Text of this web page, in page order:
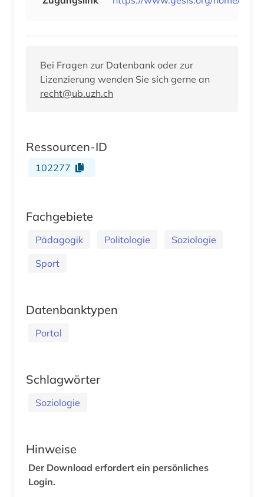
Bei Fragen zur Datenbank oder zur
Lizenzierung wenden Sie sich gerne an
recht@ub.uzh.ch
Ressourcen-ID
102277
Fachgebiete
Pädagogik Politologie
Soziologie
Sport
Datenbanktypen
Portal
Schlagwörter
Soziologie
Hinweise
Der Download erfordert ein persönliches
Login.